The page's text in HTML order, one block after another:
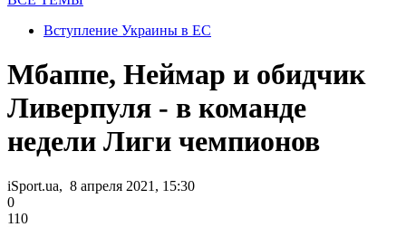
Вступление Украины в ЕС
Мбаппе, Неймар и обидчик
Ливерпуля - в команде
недели Лиги чемпионов
iSport.ua, 8 апреля 2021, 15:30
0
110